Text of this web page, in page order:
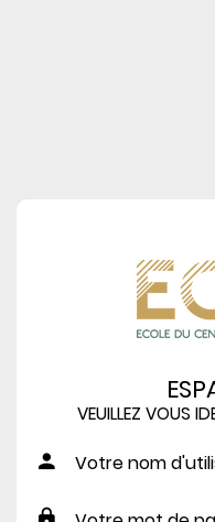
VEUILLEZ VOUS